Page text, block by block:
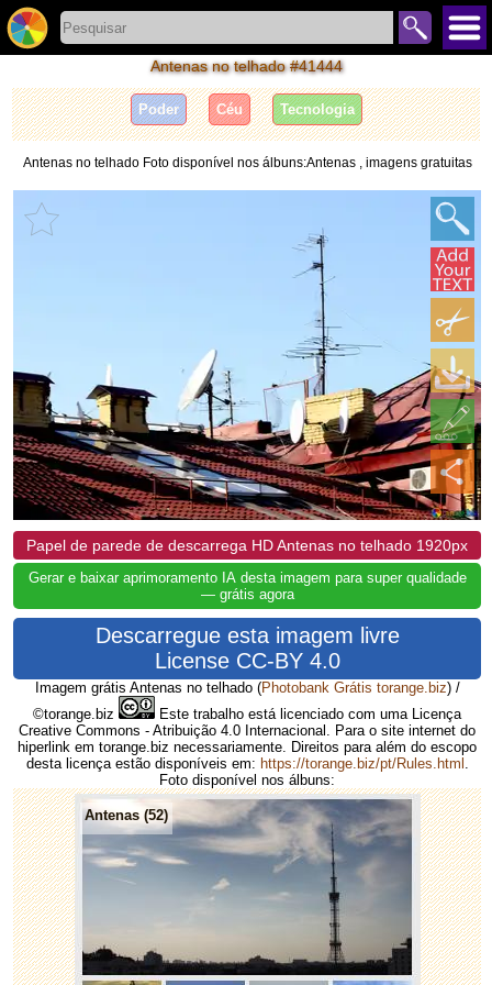
Antenas no telhado #41444
Poder Céu Tecnologia
Antenas no telhado Foto disponível nos álbuns:Antenas , imagens gratuitas
Papel de parede de descarrega HD Antenas no telhado 1920px
Gerar e baixar aprimoramento IA desta imagem para super qualidade
— grátis agora
Descarregue esta imagem livre
License CC-BY 4.0
Imagem grátis Antenas no telhado (Photobank Grátis torange.biz) /
©torange.biz
Este trabalho está licenciado com uma Licença
Creative Commons - Atribuição 4.0 Internacional. Para o site internet do
hiperlink em torange.biz necessariamente. Direitos para além do escopo
desta licença estão disponíveis em: https://torange.biz/pt/Rules.html
Foto disponível nos álbuns:
Antenas (52)